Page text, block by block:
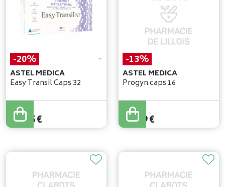
-20%
ASTEL MEDICA
Easy Transil Caps 32
16,44
13,15€
-13%
ASTEL MEDICA
Progyn caps 16
15,99
13,99€